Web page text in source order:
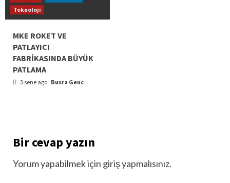
Teknoloji
MKE ROKET VE
PATLAYICI
FABRİKASINDA BÜYÜK
PATLAMA
3 sene ago Busra Genc
Bir cevap yazın
Yorum yapabilmek için giriş yapmalısınız.